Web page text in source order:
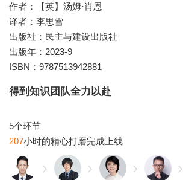
作者：【英】汤姆·肖恩
译者：李思雪
出版社：民主与建设出版社
出版年：2023-9
ISBN：9787513942881
得到知识团队全力以赴
207